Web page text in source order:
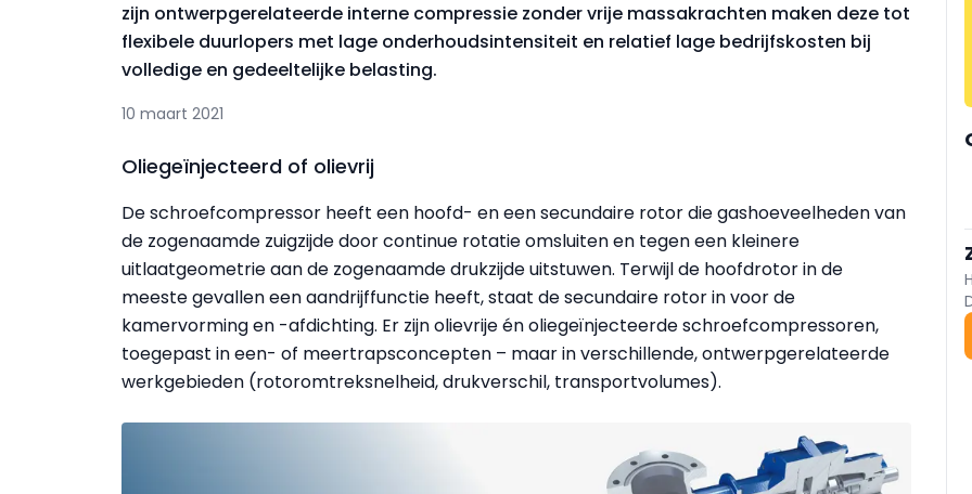
zijn ontwerpgerelateerde interne compressie zonder vrije massakrachten maken deze tot
flexibele duurlopers met lage onderhoudsintensiteit en relatief lage bedrijfskosten bij
volledige en gedeeltelijke belasting.
10 maart 2021
Oliegeïnjecteerd of olievrij
De schroefcompressor heeft een hoofd- en een secundaire rotor die gashoeveelheden van
de zogenaamde zuigzijde door continue rotatie omsluiten en tegen een kleinere
uitlaatgeometrie aan de zogenaamde drukzijde uitstuwen. Terwijl de hoofdrotor in de
meeste gevallen een aandrijffunctie heeft, staat de secundaire rotor in voor de
kamervorming en -afdichting. Er zijn olievrije én oliegeïnjecteerde schroefcompressoren,
toegepast in een- of meertrapsconcepten – maar in verschillende, ontwerpgerelateerde
werkgebieden (rotoromtreksnelheid, drukverschil, transportvolumes).